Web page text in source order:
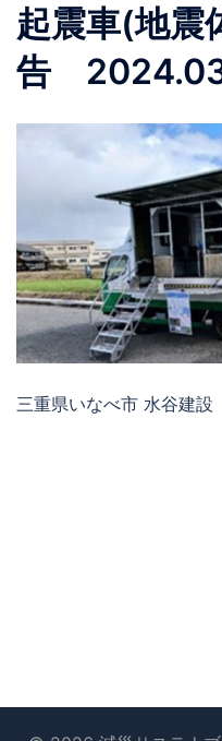
起震車(地震
告
三重県いなべ市 水谷建